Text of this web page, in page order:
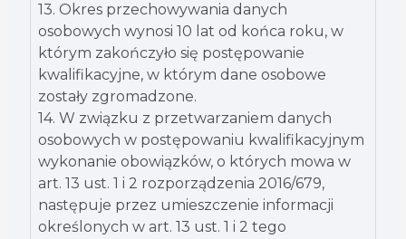
13. Okres przechowywania danych
osobowych wynosi 10 lat od końca roku, w
którym zakończyło się postępowanie
kwalifikacyjne, w którym dane osobowe
zostały zgromadzone.
14. W związku z przetwarzaniem danych
osobowych w postępowaniu kwalifikacyjnym
wykonanie obowiązków, o których mowa w
art. 13 ust. 1 i 2 rozporządzenia 2016/679,
następuje przez umieszczenie informacji
określonych w art. 13 ust. 1 i 2 tego